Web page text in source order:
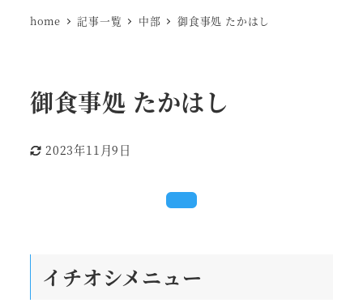
home 記事一覧 中部 御食事処 たかはし
御食事処 たかはし
更新日
2023年11月9日
イチオシメニュー